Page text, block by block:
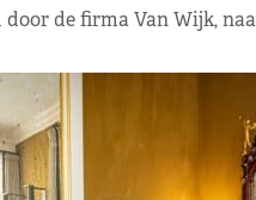
de firma Van Wijk,